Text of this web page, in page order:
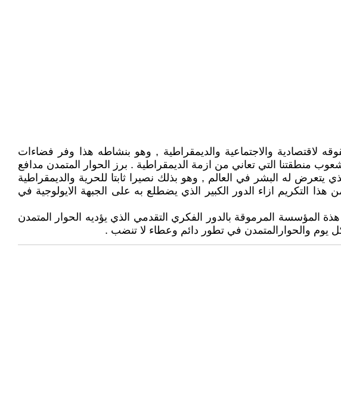
لاقتصادية والاجتماعية والديمقراطية , وهو بنشاطه هذا وفر فضاءات
منطقتنا التي تعاني من ازمة الديمقراطية . برز الحوار المتمدن مدافع
له البشر في العالم , وهو بذلك نصيرا ثابتا للحرية والديمقراطية
التكريم ازاء الدور الكبير الذي يضطلع به على الجبهة الايولوجية في
المؤسسة المرموقة بالدور الفكري التقدمي الذي يؤديه الحوار المتمدن
وكل يوم والحوارالمتمدن في تطور دائم وعطاء لا تنضب .